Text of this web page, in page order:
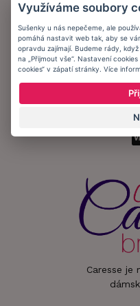
Caresse je
Zůstaňte s
Využíváme soubory
Sušenky u nás nepečeme, ale
pomáhá nastavit web tak, aby se
opravdu zajímají. Budeme rády,
na „Přijmout vše“. Nastavení
cookies“ v zápatí stránky. Více